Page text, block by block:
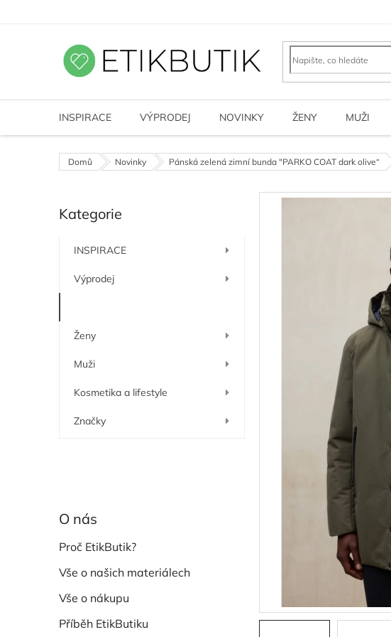
INSPIRACE VÝPRODEJ NOVINKY ŽENY MUŽI
Domů Novinky Pánská zelená zimní bunda "PARKO COAT dark olive“
o
n
í
Přeskočit
kategorie
Kategorie
INSPIRACE
Výprodej
Ženy
Muži
Kosmetika a lifestyle
Značky
O nás
Proč EtikButik?
Vše o našich materiálech
Vše o nákupu
Příběh EtikButiku